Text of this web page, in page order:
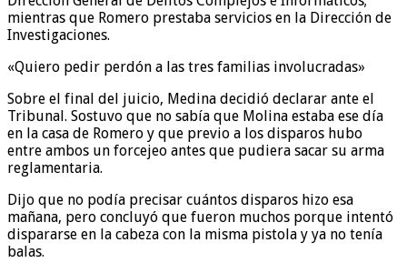
mientras que Romero prestaba servicios en la Dirección de
Investigaciones.
«Quiero pedir perdón a las tres familias involucradas»
Sobre el final del juicio, Medina decidió declarar ante el
Tribunal. Sostuvo que no sabía que Molina estaba ese día
en la casa de Romero y que previo a los disparos hubo
entre ambos un forcejeo antes que pudiera sacar su arma
reglamentaria.
Dijo que no podía precisar cuántos disparos hizo esa
mañana, pero concluyó que fueron muchos porque intentó
dispararse en la cabeza con la misma pistola y ya no tenía
balas.